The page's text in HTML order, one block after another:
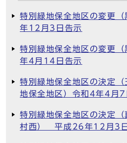
特別緑地保全地区の変更
年12月3日告示
特別緑地保全地区の変更
年4月14日告示
特別緑地保全地区の決定
地保全地区）令和4年4月7
特別緑地保全地区の決定（
村西） 平成26年12月3